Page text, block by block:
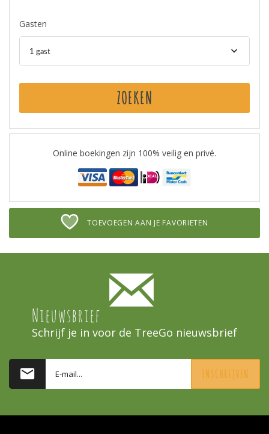
Gasten
1 gast
ZOEKEN
Online boekingen zijn 100% veilig en privé.
TOEVOEGEN AAN JE FAVORIETEN
Nieuwsbrief
Schrijf je in voor de TreeGo nieuwsbrief
INSCHRIJVEN